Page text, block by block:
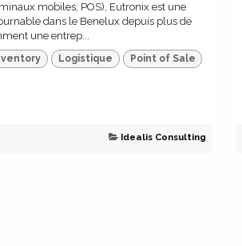
mobiles, POS), Eutronix est une
dans le Benelux depuis plus de
une entrep...
Logistique Point of Sale
Idealis Consulting